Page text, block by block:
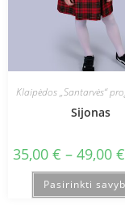
Klaipėdos „Santarvės“
Sijonas
35,00 € – 49,00 €
Pasirinkti